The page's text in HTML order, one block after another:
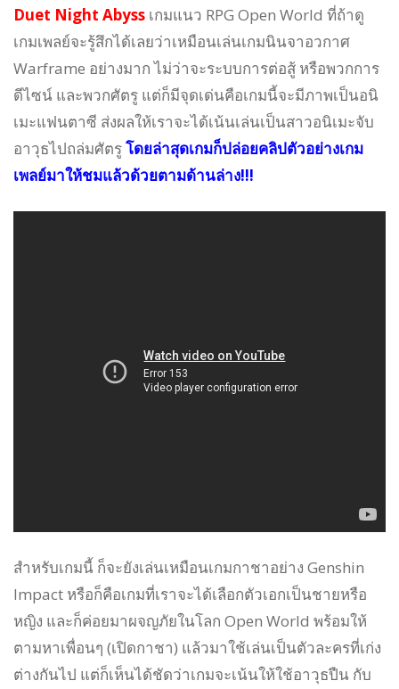
Duet Night Abyss เกมแนว RPG Open World ที่ถ้าดู
เกมเพลย์จะรู้สึกได้เลยว่าเหมือนเล่นเกมนินจาอวกาศ
Warframe อย่างมาก ไม่ว่าจะระบบการต่อสู้ หรือพวกการ
ดีไซน์ และพวกศัตรู แต่ก็มีจุดเด่นคือเกมนี้จะมีภาพเป็นอนิ
เมะแฟนตาซี ส่งผลให้เราจะได้เน้นเล่นเป็นสาวอนิเมะจับ
อาวุธไปถล่มศัตรูโดยล่าสุดเกมก็ปล่อยคลิปตัวอย่างเกม
เพลย์มาให้ชมแล้วด้วยตามด้านล่าง!!!
สำหรับเกมนี้ ก็จะยังเล่นเหมือนเกมกาชาอย่าง Genshin
Impact หรือก็คือเกมที่เราจะได้เลือกตัวเอกเป็นชายหรือ
หญิง และก็ค่อยมาผจญภัยในโลก Open World พร้อมให้
ตามหาเพื่อนๆ (เปิดกาชา) แล้วมาใช้เล่นเป็นตัวละครที่เก่ง
ต่างกันไป แต่ก็เห็นได้ชัดว่าเกมจะเน้นให้ใช้อาวุธปืน กับ